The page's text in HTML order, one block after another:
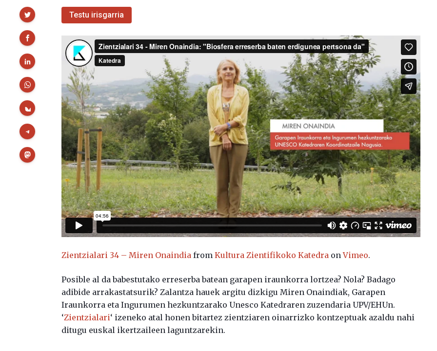
Testu irisgarria
Zientzialari 34 – Miren Onaindia fromKultura Zientifikoko Katedra onVimeo.
Posible al da babestutako erreserba batean garapen iraunkorra lortzea? Nola? Badago
adibide arrakastatsurik? Zalantza hauek argitu dizkigu Miren Onaindiak, Garapen
Iraunkorra eta Ingurumen hezkuntzarako Unesco Katedraren zuzendaria UPV/EHUn.
‘Zientzialari‘ izeneko atal honen bitartez zientziaren oinarrizko kontzeptuak azaldu nahi
ditugu euskal ikertzaileen laguntzarekin.
Partekatu